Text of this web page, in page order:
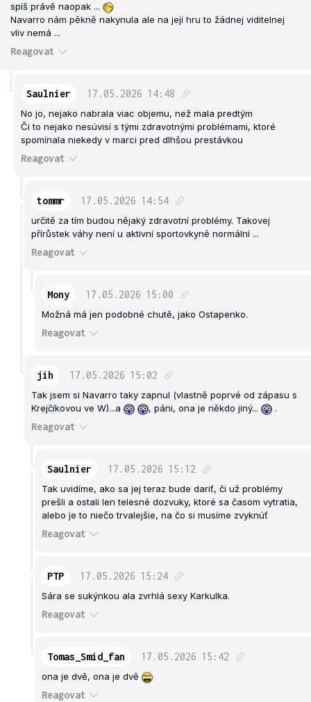
spíš právě naopak ...
Navarro nám pěkně nakynula ale na její hru to žádnej viditelnej
vliv nemá ...
Reagovat
Saulnier 17.05.2026 14:48
No jo, nejako nabrala viac objemu, než mala predtým
Či to nejako nesúvisí s tými zdravotnými problémami, ktoré
spomínala niekedy v marci pred dlhšou prestávkou
Reagovat
tommr 17.05.2026 14:54
určitě za tím budou nějaký zdravotní problémy. Takovej
přírůstek váhy není u aktivní sportovkyně normální ...
Reagovat
Mony 17.05.2026 15:00
Možná má jen podobné chutě, jako Ostapenko.
Reagovat
jih 17.05.2026 15:02
Tak jsem si Navarro taky zapnul (vlastně poprvé od zápasu s
Krejčíkovou ve W)...a
, páni, ona je někdo jiný... .
Reagovat
Saulnier 17.05.2026 15:12
Tak uvidíme, ako sa jej teraz bude dariť, či už problémy
prešli a ostali len telesné dozvuky, ktoré sa časom vytratia,
alebo je to niečo trvalejšie, na čo si musíme zvyknúť
Reagovat
PTP 17.05.2026 15:24
Sára se sukýnkou ala zvrhlá sexy Karkulka.
Reagovat
Tomas_Smid_fan 17.05.2026 15:42
ona je dvě, ona je dvě
Reagovat